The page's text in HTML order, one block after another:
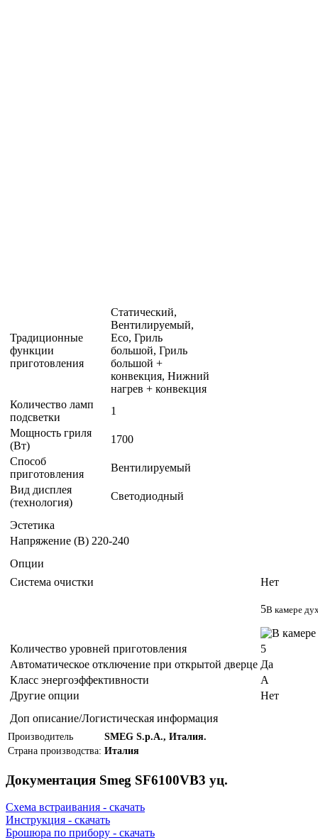
Традиционные
функции
приготовления
Статический,
Вентилируемый,
Eco, Гриль
большой, Гриль
большой +
конвекция, Нижний
нагрев + конвекция
Количество ламп
подсветки
1
Мощность гриля
(Вт)
1700
Способ
приготовления
Вентилируемый
Вид дисплея
(технология)
Светодиодный
Эстетика
Напряжение (В) 220-240
Опции
Система очистки
Нет
5В камере
Количество уровней приготовления
5
Автоматическое отключение при открытой дверце Да
Класс энергоэффективности
A
Другие опции
Нет
Доп описание/Логистическая информация
Производитель
SMEG S.p.A., Италия.
Страна производства: Италия
Документация Smeg SF6100VB3 уц.
Схема встраивания - скачать
Инструкция - скачать
Брошюра по прибору - скачать